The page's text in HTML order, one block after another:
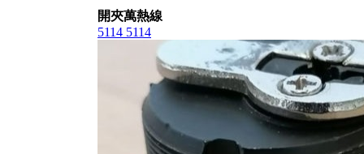
開夾萬熱線
5114 5114